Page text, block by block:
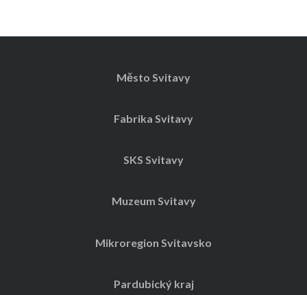
Město Svitavy
Fabrika Svitavy
SKS Svitavy
Muzeum Svitavy
Mikroregion Svitavsko
Pardubický kraj